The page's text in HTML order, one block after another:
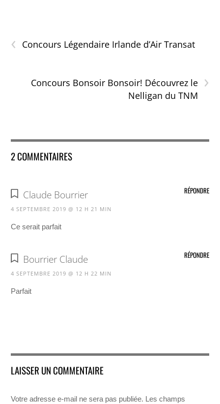
‹ Concours Légendaire Irlande d’Air Transat
›
Concours Bonsoir Bonsoir! Découvrez le
Nelligan du TNM
2 COMMENTAIRES
Claude Bourrier
4 SEPTEMBRE 2019 @ 12 H 21 MIN
Ce serait parfait
RÉPONDRE
Bourrier Claude
4 SEPTEMBRE 2019 @ 12 H 22 MIN
Parfait
RÉPONDRE
LAISSER UN COMMENTAIRE
Votre adresse e-mail ne sera pas publiée. Les champs